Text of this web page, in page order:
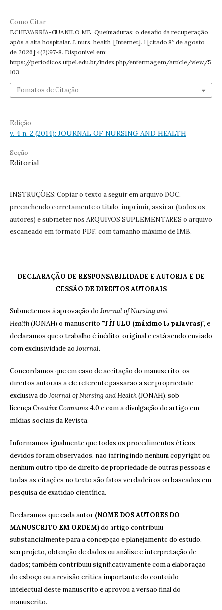
Como Citar
ECHEVARRÍA-GUANILO ME. Queimaduras: o desafio da recuperação
após a alta hospitalar. J. nurs. health. [Internet]. 1 [citado 8º de agosto
de 2026];4(2):97-8. Disponível em:
https://periodicos.ufpel.edu.br/index.php/enfermagem/article/view/5
103
Fomatos de Citação
Edição
v. 4 n. 2 (2014): JOURNAL OF NURSING AND HEALTH
Seção
Editorial
INSTRUÇÕES: Copiar o texto a seguir em arquivo DOC,
preenchendo corretamente o título, imprimir, assinar (todos os
autores) e submeter nos ARQUIVOS SUPLEMENTARES o arquivo
escaneado em formato PDF, com tamanho máximo de 1MB.
DECLARAÇÃO DE RESPONSABILIDADE E AUTORIA E DE
CESSÃO DE DIREITOS AUTORAIS
Submetemos à aprovação do Journal of Nursing and
Health(JONAH) o manuscrito "TÍTULO (máximo 15 palavras)", e
declaramos que o trabalho é inédito, original e está sendo enviado
com exclusividade ao Journal.
Concordamos que em caso de aceitação do manuscrito, os
direitos autorais a ele referente passarão a ser propriedade
exclusiva do Journal of Nursing and Health(JONAH), sob
licençaCreative Commons 4.0 e com a divulgação do artigo em
mídias sociais da Revista.
Informamos igualmente que todos os procedimentos éticos
devidos foram observados, não infringindo nenhum copyright ou
nenhum outro tipo de direito de propriedade de outras pessoas e
todas as citações no texto são fatos verdadeiros ou baseados em
pesquisa de exatidão científica.
Declaramos que cada autor(NOME DOS AUTORES DO
MANUSCRITO EM ORDEM)do artigo contribuiu
substancialmente para a concepção e planejamento do estudo,
seu projeto, obtenção de dados ou análise e interpretação de
dados; também contribuiu significativamente com a elaboração
do esboço ou a revisão crítica importante do conteúdo
intelectual deste manuscrito e aprovou a versão final do
manuscrito.